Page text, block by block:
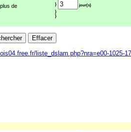
}
jour(s)
}
}
de
liste_dslam.php?nra=e00-1025-